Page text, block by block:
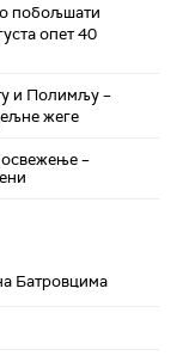
побољшати
опет 40
и Полимљу –
жеге
освежење –
Батровцима